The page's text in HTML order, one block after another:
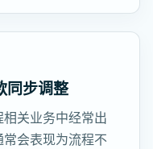
同步调整
关业务中经常出
会表现为流程不